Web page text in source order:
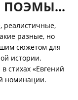
ПОЭМЫ...
разные, но
сюжетом для
истории.
стихах «Евгений
номинации.